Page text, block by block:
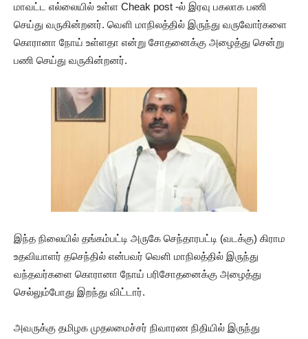
மாவட்ட எல்லையில் உள்ள Cheak post -ல் இரவு பகலாக பணி
செய்து வருகின்றனர். வெளி மாநிலத்தில் இருந்து வருவோர்களை
கொரானா நோய் உள்ளதா என்று சோதனைக்கு அழைத்து சென்று
பணி செய்து வருகின்றனர்.
இந்த நிலையில் தங்கம்பட்டி அருகே செந்தாரபட்டி (வடக்கு) கிராம
உதவியாளர் தசெந்தில் என்பவர் வெளி மாநிலத்தில் இருந்து
வந்தவர்களை கொரானா நோய் பரிசோதனைக்கு அழைத்து
செல்லும்போது இறந்து விட்டார்.
அவருக்கு தமிழக முதலமைச்சர் நிவாரண நிதியில் இருந்து